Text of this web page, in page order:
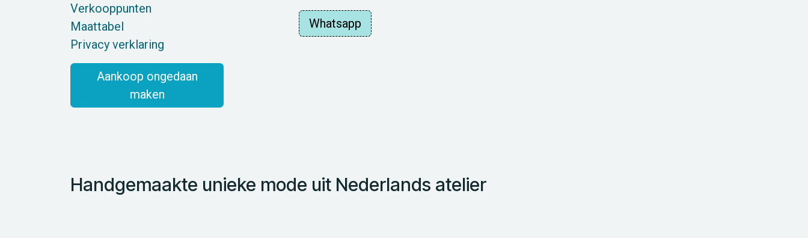
Verkooppunten
Maattabel
Privacy verklaring
Aankoop ongedaan
maken
Whatsapp
Handgemaakte unieke mode uit Nederlands atelier